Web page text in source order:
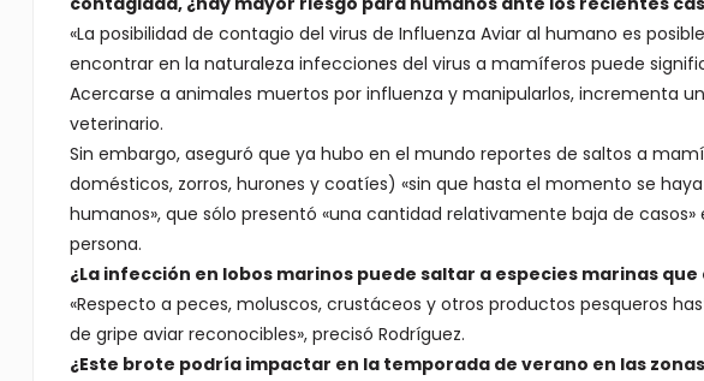
«La posibilidad de contagio del virus de Influenza Aviar al humano es
encontrar en la naturaleza infecciones del virus a mamíferos puede
Acercarse a animales muertos por influenza y manipularlos, incrementa
veterinario.
Sin embargo, aseguró que ya hubo en el mundo reportes de saltos a
domésticos, zorros, hurones y coatíes) «sin que hasta el momento se
humanos», que sólo presentó «una cantidad relativamente baja de
persona.
¿La infección en lobos marinos puede saltar a especies marinas
«Respecto a peces, moluscos, crustáceos y otros productos pesqueros
de gripe aviar reconocibles», precisó Rodríguez.
¿Este brote podría impactar en la temporada de verano en las